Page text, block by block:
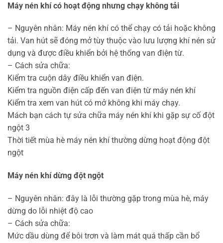
Máy nén khí có hoạt động nhưng chạy không tải
– Nguyên nhân: Máy nén khí có thể chạy có tải hoặc không
tải. Van hút sẽ đóng mở tùy thuộc vào lưu lượng khí nén sử
dụng và được điều khiển bởi hệ thống van điện từ.
– Cách sửa chữa:
Kiểm tra cuộn dây điều khiển van điện.
Kiểm tra nguồn điện cấp đến van điện từ máy nén khí
Kiểm tra xem van hút có mở không khi máy chạy.
Mách bạn cách tự sửa chữa máy nén khí khi gặp sự cố đột
ngột 3
Thời tiết mùa hè máy nén khí thường dừng hoạt động đột
ngột
Máy nén khí dừng đột ngột
– Nguyên nhân: đây là lỗi thường gặp trong mùa hè, máy
dừng do lỗi nhiệt độ cao
– Cách sửa chữa:
Mức dầu dùng để bôi trơn và làm mát quá thấp cần bổ